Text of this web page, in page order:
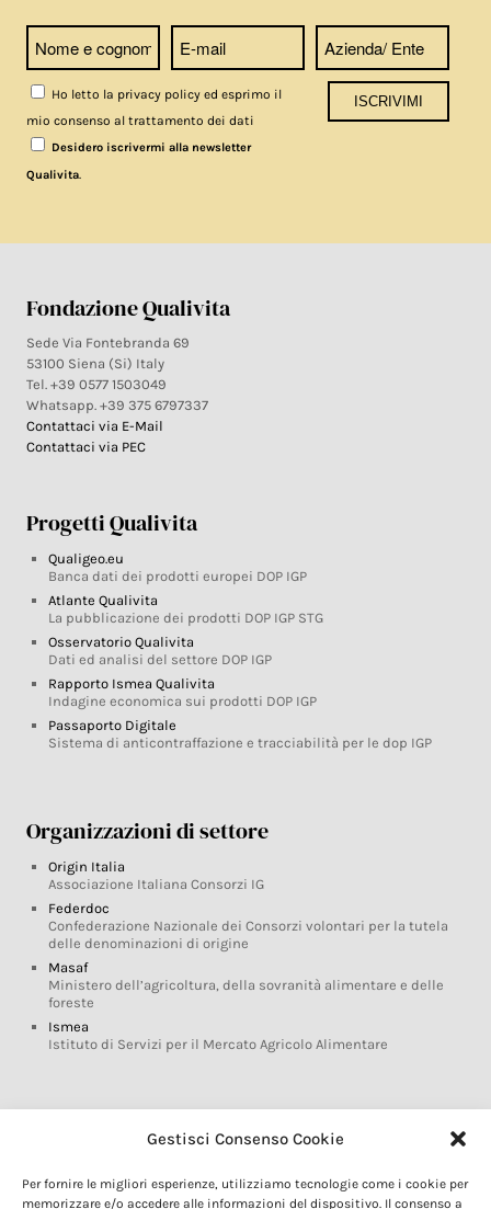
Gestisci Consenso Cookie
Per fornire le migliori esperienze, utilizziamo tecnologie come i cookie per
memorizzare e/o accedere alle informazioni del dispositivo. Il consenso a
Ho letto la privacy policy ed esprimo il
mio consenso al trattamento dei dati
Desidero iscrivermi alla newsletter
Qualivita
Fondazione Qualivita
Sede Via Fontebranda 69
53100 Siena (Si) Italy
Tel. +39 0577 1503049
Whatsapp. +39 375 6797337
Contattaci via E-Mail
Contattaci via PEC
Progetti Qualivita
Qualigeo.eu
Banca dati dei prodotti europei DOP IGP
Atlante Qualivita
La pubblicazione dei prodotti DOP IGP STG
Osservatorio Qualivita
Dati ed analisi del settore DOP IGP
Rapporto Ismea Qualivita
Indagine economica sui prodotti DOP IGP
Passaporto Digitale
Sistema di anticontraffazione e tracciabilità per le dop IGP
Organizzazioni di settore
Origin Italia
Associazione Italiana Consorzi IG
Federdoc
Confederazione Nazionale dei Consorzi volontari per la tutela
delle denominazioni di origine
Masaf
Ministero dell’agricoltura, della sovranità alimentare e delle
foreste
Ismea
Istituto di Servizi per il Mercato Agricolo Alimentare
Glossario DOP IGP
Marchi DOP IGP